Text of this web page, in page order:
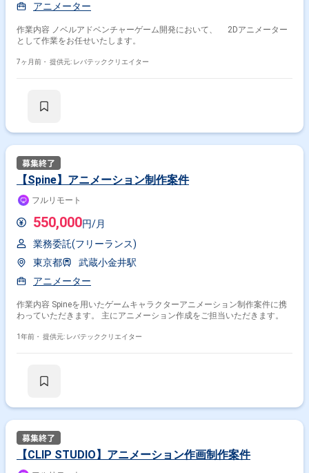
アニメーター
作業内容 ノベルアドベンチャーゲーム開発において、 2Dアニメーター
として作業をお任せいたします。
7ヶ月前・ 提供元: レバテッククリエイター
【Spine】アニメーション制作案件
フルリモート
550,000円/月
業務委託(フリーランス)
東京都
武蔵小金井駅
アニメーター
作業内容 Spineを用いたゲームキャラクターアニメーション制作案件に携
わっていただきます。 主にアニメーション作成をご担当いただきます。
1年前・ 提供元: レバテッククリエイター
【CLIP STUDIO】アニメーション作画制作案件